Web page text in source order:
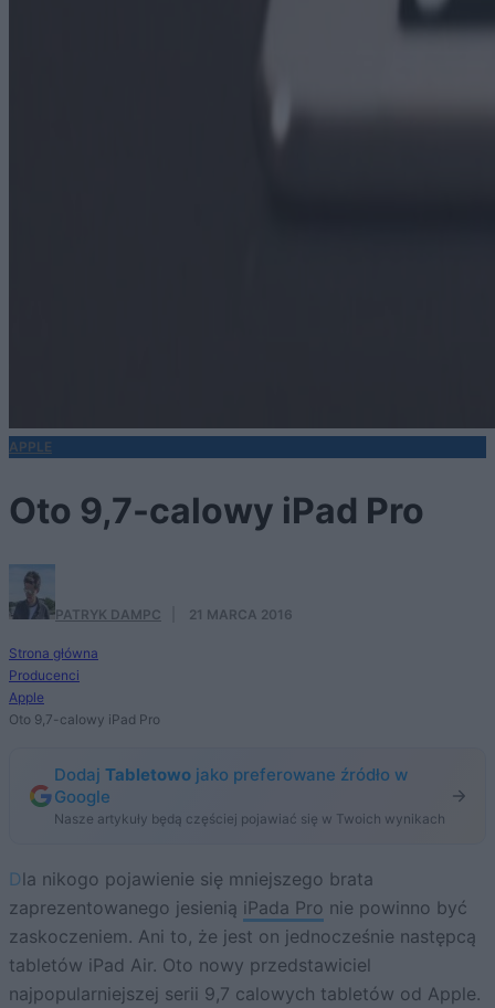
APPLE
Oto 9,7-calowy iPad Pro
PATRYK DAMPC 21 MARCA 2016
Strona główna
Producenci
Apple
Oto 9,7-calowy iPad Pro
Dodaj Tabletowo jako preferowane źródło w
Google
Nasze artykuły będą częściej pojawiać się w Twoich wynikach
Dla nikogo pojawienie się mniejszego brata
zaprezentowanego jesienią iPada Pro nie powinno być
zaskoczeniem. Ani to, że jest on jednocześnie następcą
tabletów iPad Air. Oto nowy przedstawiciel
najpopularniejszej serii 9,7 calowych tabletów od Apple.